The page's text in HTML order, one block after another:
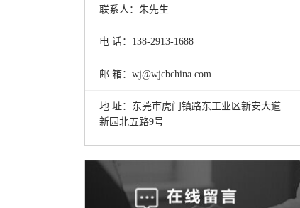
联系人：朱先生
电 话：138-2913-1688
邮 箱：wj@wjcbchina.com
地 址：东莞市虎门镇路东工业区新安大道
新园北五路9号